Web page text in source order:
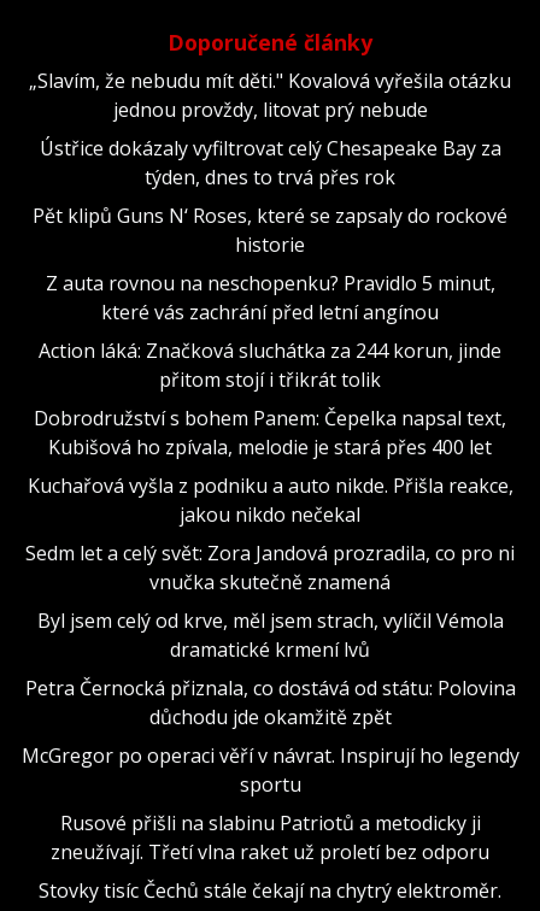
Doporučené články
„Slavím, že nebudu mít děti." Kovalová vyřešila otázku
jednou provždy, litovat prý nebude
Ústřice dokázaly vyfiltrovat celý Chesapeake Bay za
týden, dnes to trvá přes rok
Pět klipů Guns N‘ Roses, které se zapsaly do rockové
historie
Z auta rovnou na neschopenku? Pravidlo 5 minut,
které vás zachrání před letní angínou
Action láká: Značková sluchátka za 244 korun, jinde
přitom stojí i třikrát tolik
Dobrodružství s bohem Panem: Čepelka napsal text,
Kubišová ho zpívala, melodie je stará přes 400 let
Kuchařová vyšla z podniku a auto nikde. Přišla reakce,
jakou nikdo nečekal
Sedm let a celý svět: Zora Jandová prozradila, co pro ni
vnučka skutečně znamená
Byl jsem celý od krve, měl jsem strach, vylíčil Vémola
dramatické krmení lvů
Petra Černocká přiznala, co dostává od státu: Polovina
důchodu jde okamžitě zpět
McGregor po operaci věří v návrat. Inspirují ho legendy
sportu
Rusové přišli na slabinu Patriotů a metodicky ji
zneužívají. Třetí vlna raket už proletí bez odporu
Stovky tisíc Čechů stále čekají na chytrý elektroměr.